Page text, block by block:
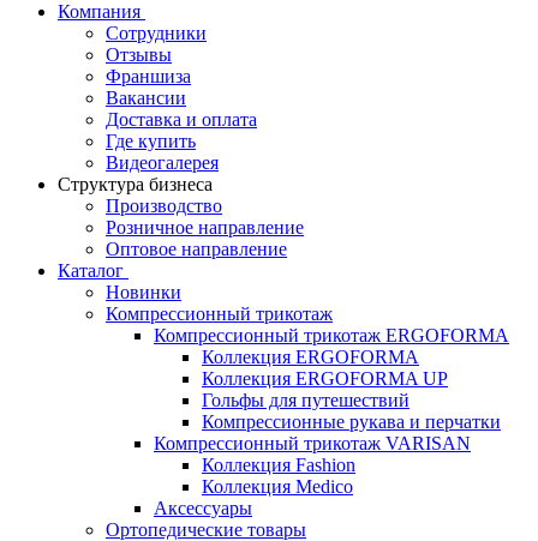
Компания
Сотрудники
Отзывы
Франшиза
Вакансии
Доставка и оплата
Где купить
Видеогалерея
Структура бизнеса
Производство
Розничное направление
Оптовое направление
Каталог
Новинки
Компрессионный трикотаж
Компрессионный трикотаж ERGOFORMA
Коллекция ERGOFORMA
Коллекция ERGOFORMA UP
Гольфы для путешествий
Компрессионные рукава и перчатки
Компрессионный трикотаж VARISAN
Коллекция Fashion
Коллекция Medico
Аксессуары
Ортопедические товары